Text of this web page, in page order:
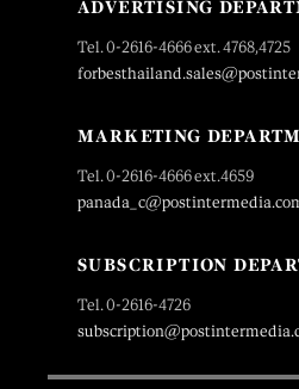
ADVERTISING
Tel. 0-2616-4666 ext. 4768,4725
MARKETING
Tel. 0-2616-4666 ext.4659
SUBSCRIPTION
Tel. 0-2616-4726